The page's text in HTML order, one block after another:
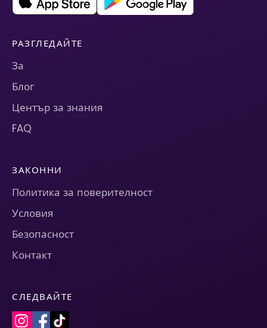
РАЗГЛЕДАЙТЕ
За
Блог
Център за знания
FAQ
ЗАКОННИ
Политика за поверителност
Условия
Безопасност
Контакт
СЛЕДВАЙТЕ